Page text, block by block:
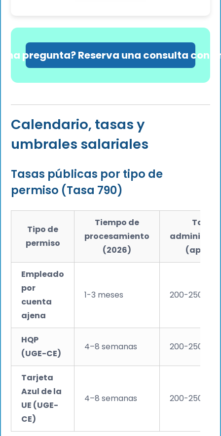
pregunta? Reserva una consulta con
Calendario, tasas y
umbrales salariales
Tasas públicas por tipo de
permiso (Tasa 790)
Tipo de
permiso
Tiempo de
procesamiento
(2026)
Tasa
(aprox.)
Empleado
por
cuenta
ajena
1-3 meses 200-250 €
HQP
(UGE-CE)
4–8 semanas 200-250 €
Tarjeta
Azul de la
UE (UGE-
CE)
4–8 semanas 200-250 €